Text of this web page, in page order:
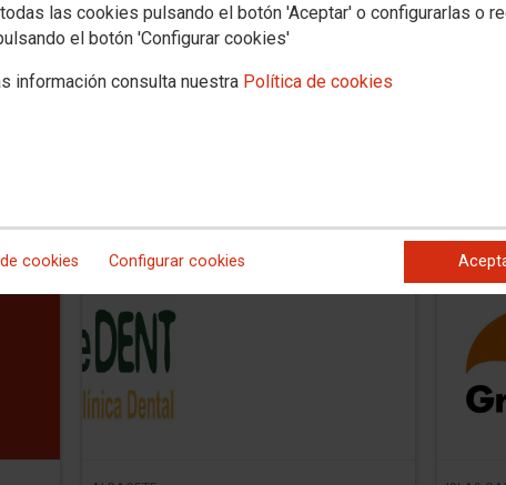
las cookies pulsando el botón 'Aceptar' o configurarlas o
el botón 'Configurar cookies'
información consulta nuestra Política de cookies
cookies Configurar cookies
y
en
NAVARRA
Descuentos según tratamiento. Primera
tarifa
a los
hijos/